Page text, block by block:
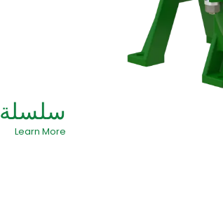
سلسلة L
Learn More